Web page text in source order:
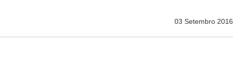
03 Setembro 2016